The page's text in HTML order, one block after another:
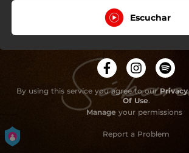
Escuchar
By using this service you agree to our
Of Use.
Manage your permissions
Report a Problem